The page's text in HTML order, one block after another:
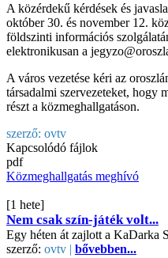
A közérdekű kérdések és
október 30. és november 12.
földszinti információs
elektronikusan a
A város vezetése kéri az
társadalmi szervezeteket, hogy
részt a közmeghallgatáson.
szerző: ovtv
Kapcsolódó fájlok
pdf
Közmeghallgatás meghívó
[1 hete]
Nem csak szín-játék volt...
Egy héten át zajlott a KaDarka
szerző: ovtv | bővebben...